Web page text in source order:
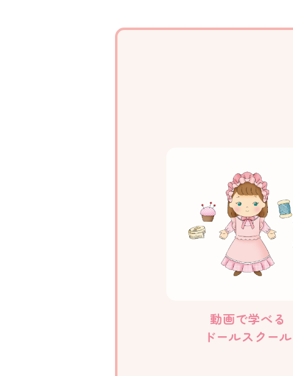
動画で学べる
ドールスクール